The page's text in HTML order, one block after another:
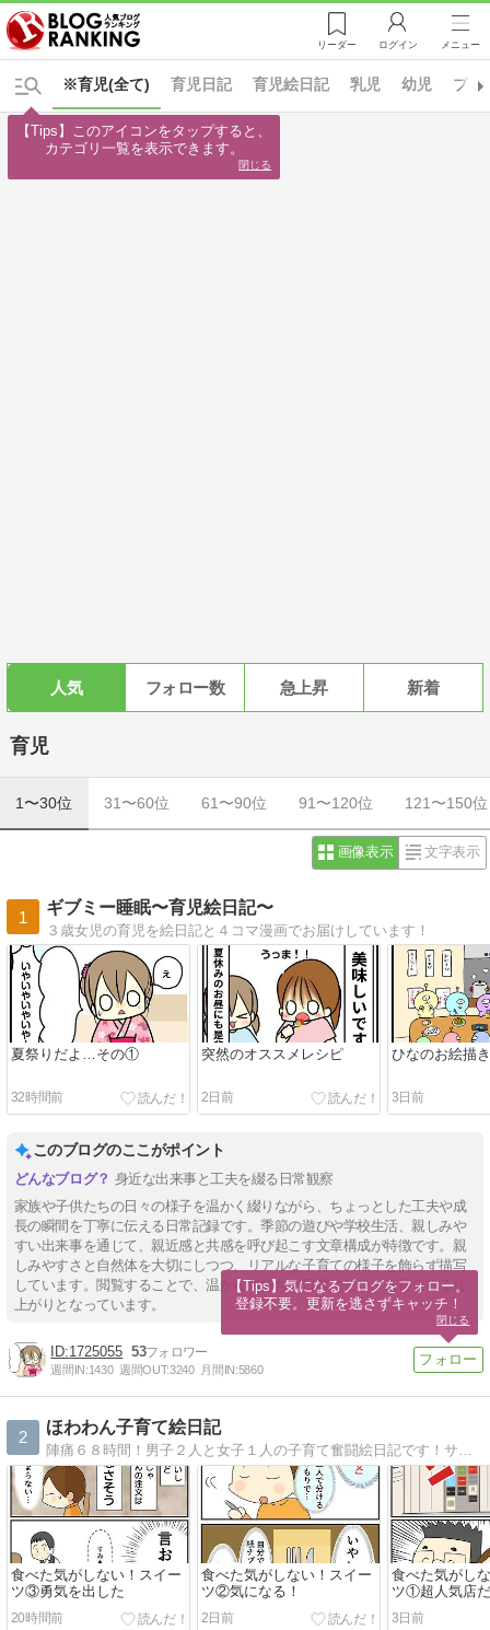
リーダー ログイン メニュー
※育児(全て) 育児日記 育児絵日記 乳児 幼児 プレ
人気 フォロー数 急上昇 新着
育児
1〜30位 31〜60位 61〜90位 91〜120位 121〜150位
画像表示 文字表示
1
ギブミー睡眠〜育児絵日記〜
３歳女児の育児を絵日記と４コマ漫画でお届けしています！
夏祭りだよ…その①
32時間前
突然のオススメレシピ
2日前
ひなのお絵描き
3日前
このブログのここがポイント
身近な出来事と工夫を綴る日常観察
家族や子供たちの日々の様子を温かく綴りながら、ちょっとした工夫や成
長の瞬間を丁寧に伝える日常記録です。季節の遊びや学校生活、親しみや
すい出来事を通じて、親近感と共感を呼び起こす文章構成が特徴です。親
しみやすさと自然体を大切にしつつ、リアルな子育ての様子を飾らず描写
しています。閲覧することで、温かな気持ちと日常のヒントを得られる仕
上がりとなっています。
1725055 53
週間IN:1430 週間OUT:3240 月間IN:5860
2
ほわわん子育て絵日記
陣痛６８時間！男子２人と女子１人の子育て奮闘絵日記です！サイトを引越ししました！旧サイトからは自動で飛びます〜
食べた気がしない！スイー
ツ③勇気を出した
20時間前
食べた気がしない！スイー
ツ②気になる！
2日前
食べた気がし
ツ①超人気店
3日前
【Tips】このアイコンをタップすると、
カテゴリ一覧を表示できます。
閉じる
【Tips】気になるブログをフォロー。
登録不要。更新を逃さずキャッチ！
閉じる